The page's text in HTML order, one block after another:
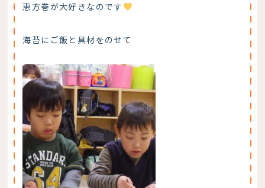
恵方巻が大好きなのです
海苔にご飯と具材をのせて